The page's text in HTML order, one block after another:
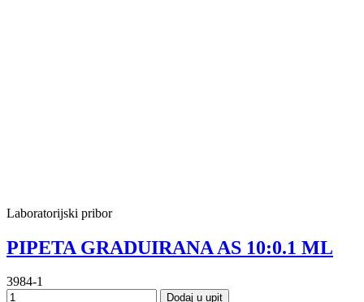
Laboratorijski pribor
PIPETA GRADUIRANA AS 10:0.1 ML
3984-1
Dodaj u upit